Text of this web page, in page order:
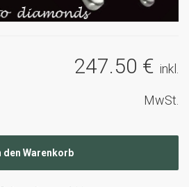
247.50 € inkl.
MwSt.